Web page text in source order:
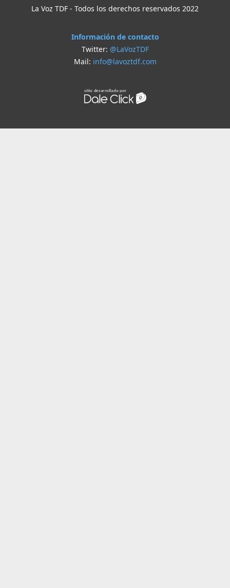
La Voz TDF - Todos los derechos reservados 2022
Información de contacto
Twitter: @LaVozTDF
Mail: info@lavoztdf.com